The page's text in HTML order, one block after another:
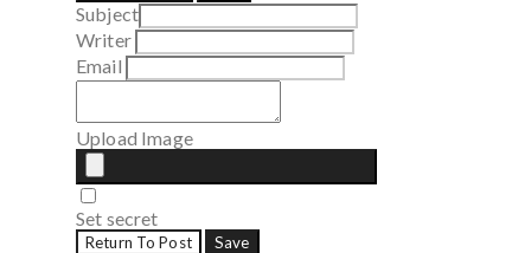
Subject
Writer
Email
Upload Image
Set secret
Return To Post Save